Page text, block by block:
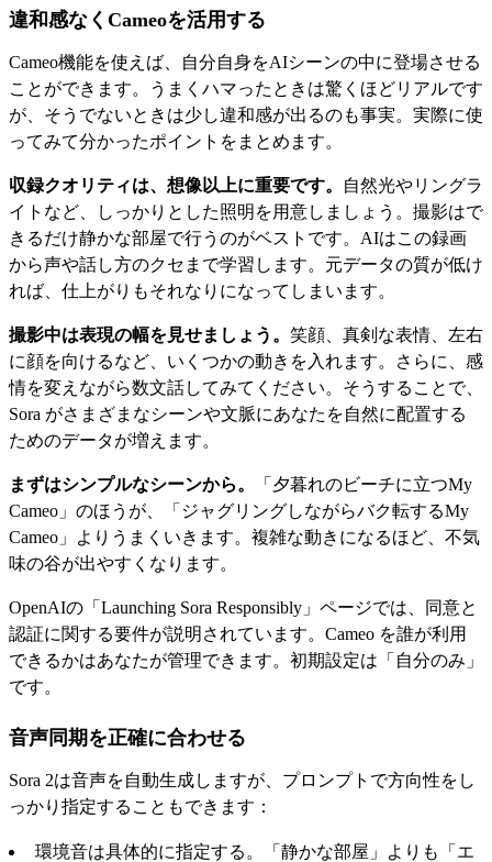
違和感なくCameoを活用する
Cameo機能を使えば、自分自身をAIシーンの中に登場させる
ことができます。うまくハマったときは驚くほどリアルです
が、そうでないときは少し違和感が出るのも事実。実際に使
ってみて分かったポイントをまとめます。
収録クオリティは、想像以上に重要です。
自然光やリングラ
イトなど、しっかりとした照明を用意しましょう。撮影はで
きるだけ静かな部屋で行うのがベストです。AIはこの録画
から声や話し方のクセまで学習します。元データの質が低け
れば、仕上がりもそれなりになってしまいます。
撮影中は表現の幅を見せましょう。 笑顔、真剣な表情、左右
に顔を向けるなど、いくつかの動きを入れます。さらに、感
情を変えながら数文話してみてください。そうすることで、
Sora がさまざまなシーンや文脈にあなたを自然に配置する
ためのデータが増えます。
まずはシンプルなシーンから。
「夕暮れのビーチに立つMy
Cameo」のほうが、「ジャグリングしながらバク転するMy
Cameo」よりうまくいきます。複雑な動きになるほど、不気
味の谷が出やすくなります。
OpenAIの「Launching Sora Responsibly」ページでは、同意と
認証に関する要件が説明されています。Cameo を誰が利用
できるかはあなたが管理できます。初期設定は「自分のみ」
です。
音声同期を正確に合わせる
Sora 2は音声を自動生成しますが、プロンプトで方向性をし
っかり指定することもできます：
環境音は具体的に指定する。「静かな部屋」よりも「エ